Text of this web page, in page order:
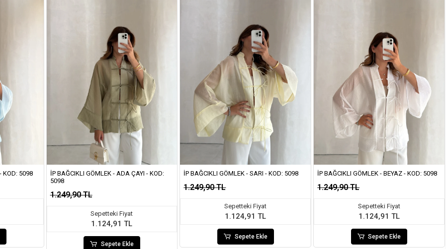
KOD: 5098
İP BAĞCIKLI GÖMLEK - ADA ÇAYI - KOD:
5098
1.249,90 TL
Sepetteki Fiyat
1.124,91 TL
Sepete Ekle
İP BAĞCIKLI GÖMLEK - SARI - KOD: 5098
1.249,90 TL
Sepetteki Fiyat
1.124,91 TL
Sepete Ekle
İP BAĞCIKLI GÖMLEK - BEYAZ - KOD: 5098
1.249,90 TL
Sepetteki Fiyat
1.124,91 TL
Sepete Ekle